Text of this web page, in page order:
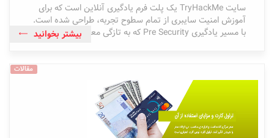
سایت TryHackMe یک پلت فرم یادگیری آنلاین است که برای
آموزش امنیت سایبری از تمام سطوح تجربه، طراحی شده است.
با مسیر یادگیری Pre Security که به تازگی معرفی شده است
بیشتر بخوانید
مقالات